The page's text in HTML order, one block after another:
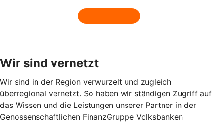
Wir sind vernetzt
Wir sind in der Region verwurzelt und zugleich
überregional vernetzt. So haben wir ständigen Zugriff auf
das Wissen und die Leistungen unserer Partner in der
Genossenschaftlichen FinanzGruppe Volksbanken